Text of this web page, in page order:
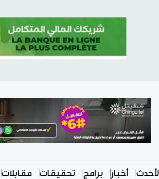
الأحدث أخبار برامج تحقيقات مقابلات